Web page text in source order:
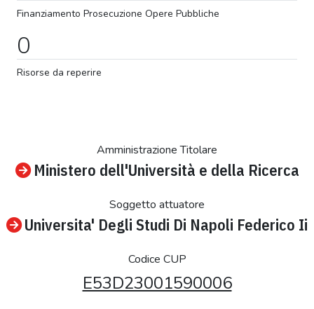
Finanziamento Prosecuzione Opere Pubbliche
0
Risorse da reperire
Amministrazione Titolare
Ministero dell'Università e della Ricerca
Soggetto attuatore
Universita' Degli Studi Di Napoli Federico Ii
Codice CUP
E53D23001590006